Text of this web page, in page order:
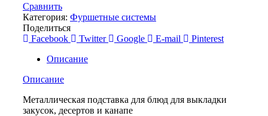
Сравнить
Категория: Фуршетные системы
Поделиться
Facebook
Twitter Google E-mail
Pinterest
Описание
Описание
Металлическая подставка для блюд для выкладки
закусок, десертов и канапе